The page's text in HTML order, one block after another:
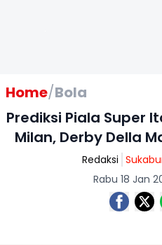
Home/Bola
Prediksi Piala Super
Milan, Derby Della
Redaksi
Rabu 18 Jan